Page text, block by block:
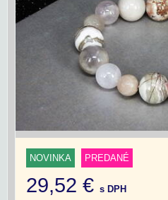
NOVINKA PREDANÉ
29,52 € s DPH